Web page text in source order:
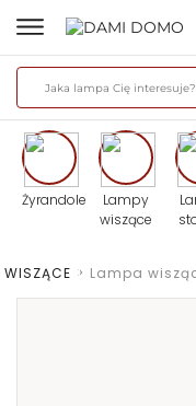
Żyrandole
Lampy
wiszące
WISZĄCE > Lampa